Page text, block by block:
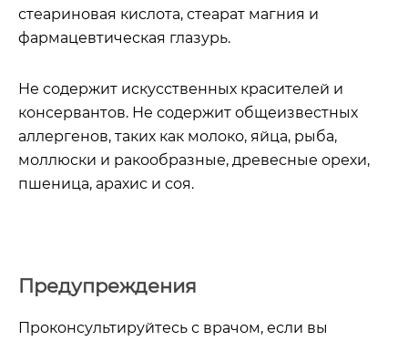
стеариновая кислота, стеарат магния и
фармацевтическая глазурь.
Не содержит искусственных красителей и
консервантов. Не содержит общеизвестных
аллергенов, таких как молоко, яйца, рыба,
моллюски и ракообразные, древесные орехи,
пшеница, арахис и соя.
Предупреждения
Проконсультируйтесь с врачом, если вы